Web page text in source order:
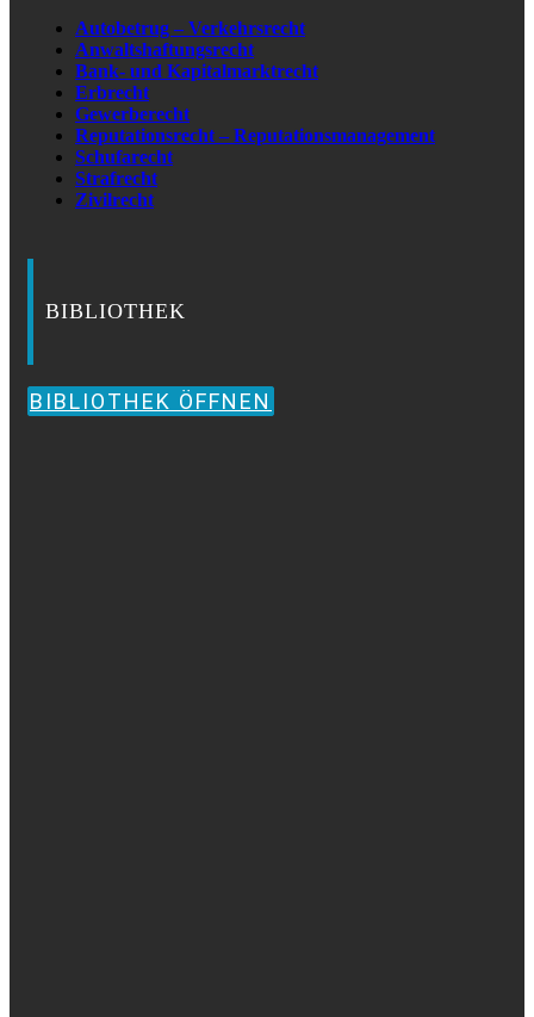
Autobetrug – Verkehrsrecht
Anwaltshaftungsrecht
Bank- und Kapitalmarktrecht
Erbrecht
Gewerberecht
Reputationsrecht – Reputationsmanagement
Schufarecht
Strafrecht
Zivilrecht
BIBLIOTHEK
BIBLIOTHEK ÖFFNEN